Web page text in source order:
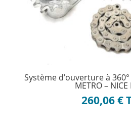
Système d’ouverture à
METRO – NICE
260,06€